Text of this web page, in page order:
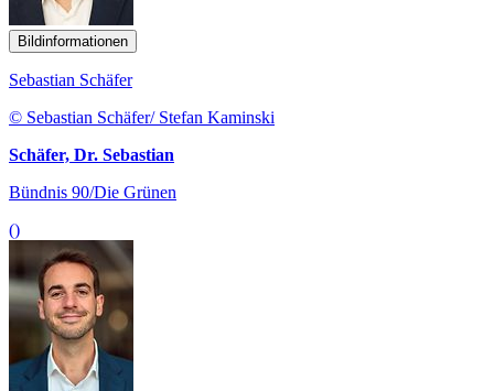
Bildinformationen
Sebastian Schäfer
© Sebastian Schäfer/ Stefan Kaminski
Schäfer, Dr. Sebastian
Bündnis 90/Die Grünen
()